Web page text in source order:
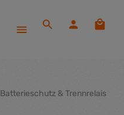
Batterieschutz & Trennrelais